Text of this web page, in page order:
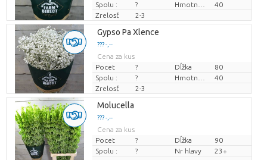
Spolu :
?
40
Zrelosť
2-3
Gypso Pa Xlence
??? -,--
Cena za kus
Pocet
? Dĺžka
80
Spolu :
?
40
Zrelosť
2-3
Molucella
??? -,--
Cena za kus
Pocet
? Dĺžka
90
Spolu :
? Nr hlavy 23+